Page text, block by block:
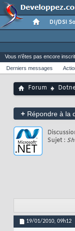
DI/DSI
Vous n'êtes pas encore
Derniers messages
Forum
+ Répondre à la
Sujet :
19/01/2010, 09h12